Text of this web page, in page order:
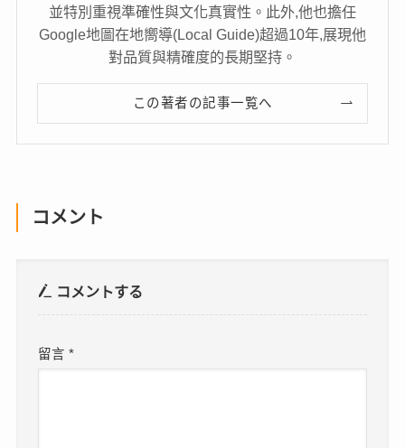
並特別重視準確性與文化真實性。此外,他也擔任
Google地圖在地嚮導(Local Guide)超過10年,展現他
對品質與精確度的長期堅持。
この著者の記事一覧へ
コメント
コメントする
留言*